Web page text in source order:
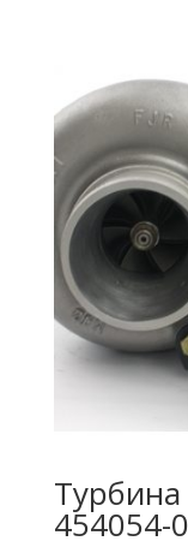
454054-